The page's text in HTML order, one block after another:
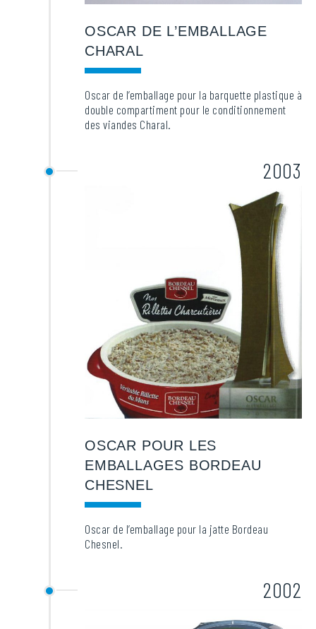
OSCAR DE L’EMBALLAGE
CHARAL
Oscar de l’emballage pour la barquette plastique à
double compartiment pour le conditionnement
des viandes Charal.
2003
OSCAR POUR LES
EMBALLAGES BORDEAU
CHESNEL
Oscar de l’emballage pour la jatte Bordeau
Chesnel.
2002